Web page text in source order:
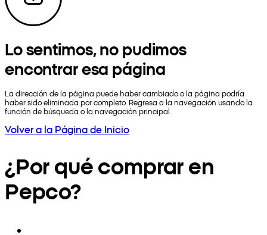
Lo sentimos, no pudimos
encontrar esa página
La dirección de la página puede haber cambiado o la página podría
haber sido eliminada por completo. Regresa a la navegación usando la
función de búsqueda o la navegación principal.
Volver a la Página de Inicio
¿Por qué comprar en
Pepco?